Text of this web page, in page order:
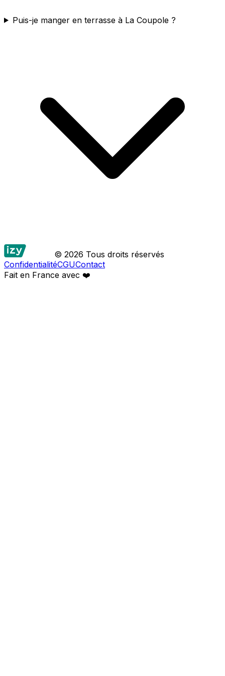
Puis-je manger en terrasse à La Coupole ?
© 2026 Tous droits réservés
ConfidentialitéCGUContact
Fait en France avec ❤️